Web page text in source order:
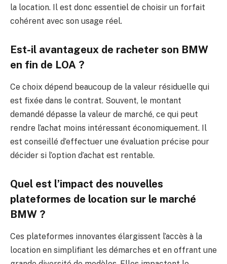
la location. Il est donc essentiel de choisir un forfait
cohérent avec son usage réel.
Est-il avantageux de racheter son BMW
en fin de LOA ?
Ce choix dépend beaucoup de la valeur résiduelle qui
est fixée dans le contrat. Souvent, le montant
demandé dépasse la valeur de marché, ce qui peut
rendre l’achat moins intéressant économiquement. Il
est conseillé d’effectuer une évaluation précise pour
décider si l’option d’achat est rentable.
Quel est l’impact des nouvelles
plateformes de location sur le marché
BMW ?
Ces plateformes innovantes élargissent l’accès à la
location en simplifiant les démarches et en offrant une